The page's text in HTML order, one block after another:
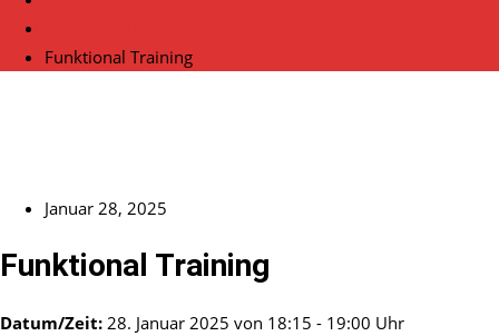
Funktional Training
Januar 28, 2025
Funktional Training
Datum/Zeit: 28. Januar 2025 von 18:15 - 19:00 Uhr